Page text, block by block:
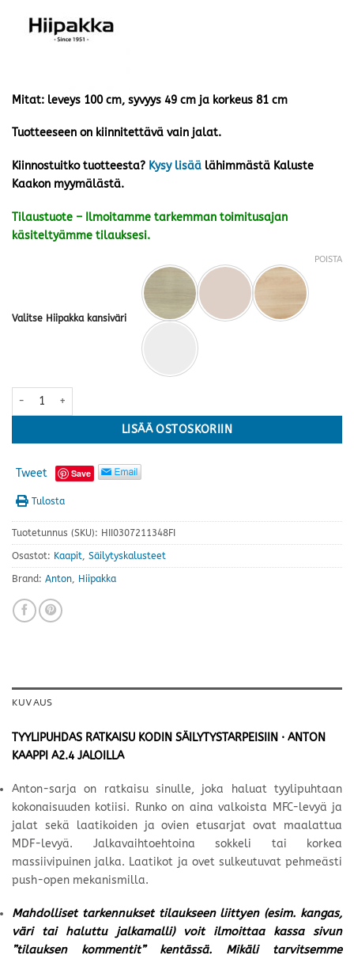
Mitat: leveys 100 cm, syvyys 49 cm ja korkeus 81 cm
Tuotteeseen on kiinnitettävä vain jalat.
Kiinnostuitko tuotteesta? Kysy lisää lähimmästä Kaluste
Kaakon myymälästä.
Tilaustuote – Ilmoitamme tarkemman toimitusajan
käsiteltyämme tilauksesi.
Valitse Hiipakka kansiväri
POISTA
Anton kaappi A2.4 jaloilla · useita värejä määrä
LISÄÄ OSTOSKORIIN
Tweet Save
Tulosta
Tuotetunnus (SKU): HII0307211348FI
Osastot: Kaapit Säilytyskalusteet
Brand: Anton Hiipakka
KUVAUS
TYYLIPUHDAS RATKAISU KODIN SÄILYTYSTARPEISIIN · ANTON
KAAPPI A2.4 JALOILLA
Anton-sarja on ratkaisu sinulle, joka haluat tyylipuhtaan
kokonaisuuden kotiisi. Runko on aina valkoista MFC-levyä ja
jalat sekä laatikoiden ja ovien etusarjat ovat maalattua
MDF-levyä. Jalkavaihtoehtoina sokkeli tai korkea
massiivipuinen jalka. Laatikot ja ovet sulkeutuvat pehmeästi
push-open mekanismilla.
Mahdolliset tarkennukset tilaukseen liittyen (esim. kangas,
väri tai haluttu jalkamalli) voit ilmoittaa kassa sivun
”tilauksen kommentit” kentässä. Mikäli tarvitsemme